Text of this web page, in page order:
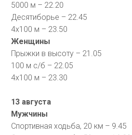
5000 м – 22.20
Десятиборье – 22.45
4х100 м – 23.50
Женщины
Прыжки в высоту – 21.05
100 м с/б – 22.05
4х100 м – 23.30
13 августа
Мужчины
Спортивная ходьба, 20 км – 9.45